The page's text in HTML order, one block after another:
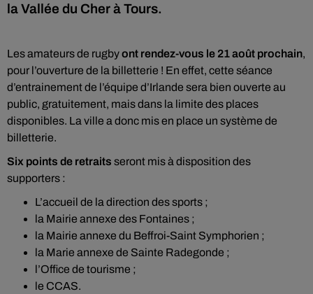
la Vallée du Cher à Tours.
Les amateurs de rugbyont rendez-vous le 21 août prochain,
pour l’ouverture de la billetterie ! En effet, cette séance
d’entrainement de l’équipe d’Irlande sera bien ouverte au
public, gratuitement, mais dans la limite des places
disponibles. La ville a donc mis en place un système de
billetterie.
Six points de retraits seront mis à disposition des
supporters :
L’accueil de la direction des sports ;
la Mairie annexe des Fontaines ;
la Mairie annexe du Beffroi-Saint Symphorien ;
la Marie annexe de Sainte Radegonde ;
l’Office de tourisme ;
le CCAS.